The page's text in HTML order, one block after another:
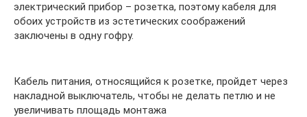
электрический прибор – розетка, поэтому кабеля для
обоих устройств из эстетических соображений
заключены в одну гофру.
Кабель питания, относящийся к розетке, пройдет через
накладной выключатель, чтобы не делать петлю и не
увеличивать площадь монтажа